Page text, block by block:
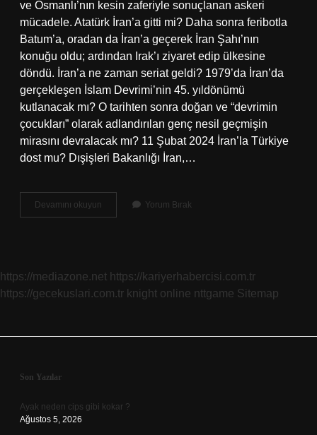
ve Osmanlı’nın kesin zaferiyle sonuçlanan askeri
mücadele. Atatürk İran’a gitti mi? Daha sonra feribotla
Batum’a, oradan da İran’a geçerek İran Şahı’nın
konuğu oldu; ardından Irak’ı ziyaret edip ülkesine
döndü. İran’a ne zaman seriat geldi? 1979’da İran’da
gerçekleşen İslam Devrimi’nin 45. yıldönümü
kutlanacak mı? O tarihten sonra doğan ve “devrimin
çocukları” olarak adlandırılan genç nesil geçmişin
mirasını devralacak mı? 11 Şubat 2024 İran’la Türkiye
dost mu? Dışişleri Bakanlığı İran,…
Devamını okuyun
İRandan
Yorum Bırak
https://mediazone.net https://kariyerhabercisi.com.tr
https://gecekuslari.com.tr knight online nttgame Sitemap
Sidebar
Son Yazılar
Ayak neden cips gibi kokar ?
Ağustos 5, 2026